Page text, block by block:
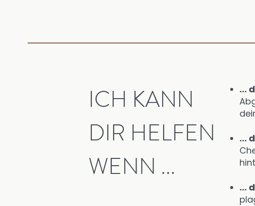
ICH KANN
DIR HELFEN
WENN ...
...
...
...